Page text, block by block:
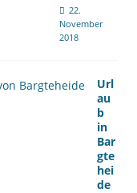
22.
November
2018
Url
au
b
in
Bar
gte
hei
de